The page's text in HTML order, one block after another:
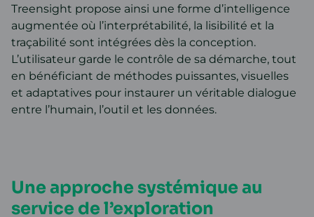
Treensight propose ainsi une forme d’intelligence
augmentée où l’interprétabilité, la lisibilité et la
traçabilité sont intégrées dès la conception.
L’utilisateur garde le contrôle de sa démarche, tout
en bénéficiant de méthodes puissantes, visuelles
et adaptatives pour instaurer un véritable dialogue
entre l’humain, l’outil et les données.
Une approche systémique au
service de l’exploration